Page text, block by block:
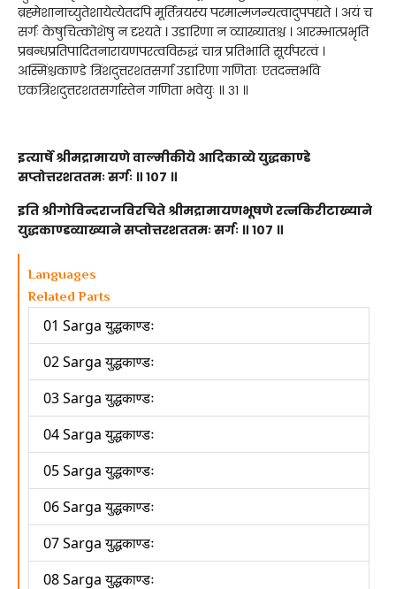
ब्रह्मेशानाच्युतेशायेत्येतदपि मूर्तित्रयस्य परमात्मजन्यत्वादुपपद्यते । अयं च
सर्गः केषुचित्कोशेषु न दृश्यते । उडारिणा न व्याख्यातश्च । आरम्भात्प्रभृति
प्रबन्धप्रतिपादितनारायणपरत्वविरुद्धं चात्र प्रतिभाति सूर्यपरत्वं ।
अस्मिंश्चकाण्डे त्रिंशदुत्तरशतसर्गा उडारिणा गणिताः एतदन्तर्भावे
एकत्रिंशदुत्तरशतसर्गास्तेन गणिता भवेयुः ॥ ३१ ॥
इत्यार्षे श्रीमद्रामायणे वाल्मीकीये आदिकाव्ये युद्धकाण्डे
सप्तोत्तरशततमः सर्गः ॥ १०७ ॥
इति श्रीगोविन्दराजविरचिते श्रीमद्रामायणभूषणे रत्नकिरीटाख्याने
युद्धकाण्डव्याख्याने सप्तोत्तरशततमः सर्गः ॥ १०७ ॥
Languages
Related Parts
01 Sarga युद्धकाण्डः
02 Sarga युद्धकाण्डः
03 Sarga युद्धकाण्डः
04 Sarga युद्धकाण्डः
05 Sarga युद्धकाण्डः
06 Sarga युद्धकाण्डः
07 Sarga युद्धकाण्डः
08 Sarga युद्धकाण्डः